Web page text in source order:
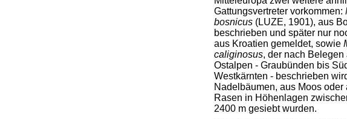
Gattungsvertreter vorkommen:
bosnicus (LUZE, 1901), aus
beschrieben und später nur
aus Kroatien gemeldet, sowie
caliginosus, der nach Belegen
Ostalpen - Graubünden bis
Westkärnten - beschrieben
Nadelbäumen, aus Moos oder
Rasen in Höhenlagen
2400 m gesiebt wurden.